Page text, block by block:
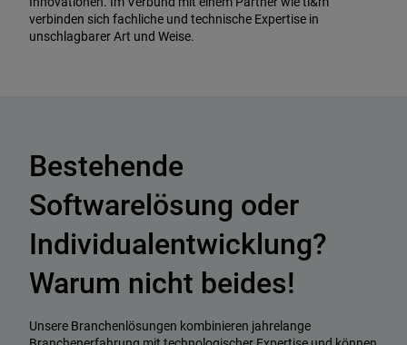
verbinden sich fachliche und technische Expertise in
unschlagbarer Art und Weise.
Bestehende
Softwarelösung oder
Individualentwicklung?
Warum nicht beides!
Unsere Branchenlösungen kombinieren jahrelange